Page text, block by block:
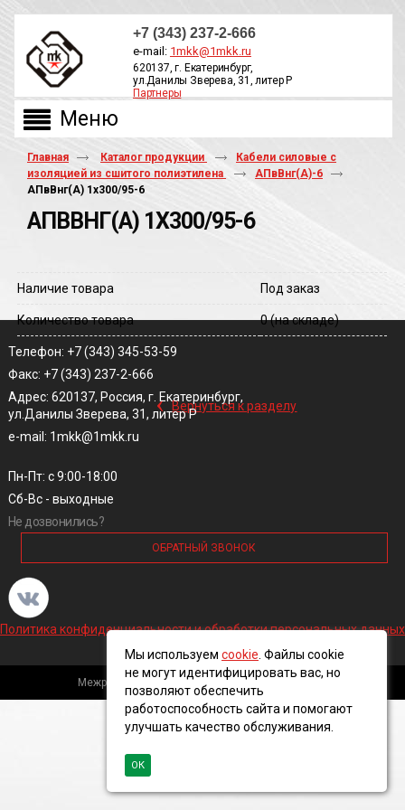
+7 (343) 237-2-666
e-mail: 1mkk@1mkk.ru
620137, г. Екатеринбург,
ул.Данилы Зверева, 31, литер Р
Партнеры
Главная Каталог продукции
Кабели силовые с
изоляцией из сшитого полиэтилена
АПвВнг(A)-6
АПвВнг(A) 1х300/95-6
АПВВНГ(A) 1Х300/95-6
Наличие товара Под заказ
Количество товара 0(на складе)
‹ Вернуться к разделу
Телефон: +7 (343) 345-53-59
Факс: +7 (343) 237-2-666
Адрес: 620137, Россия, г. Екатеринбург,
ул.Данилы Зверева, 31, литер Р
e-mail: 1mkk@1mkk.ru
Пн-Пт: с 9:00-18:00
Сб-Вс - выходные
Не дозвонились?
ОБРАТНЫЙ ЗВОНОК
Политика конфиденциальности и обработки персональных данных
Межрегиональная кабельная компания, 2016 ©
Мы используем cookie . Файлы cookie
не могут идентифицировать вас, но
позволяют обеспечить
работоспособность сайта и помогают
улучшать качество обслуживания.
ОК